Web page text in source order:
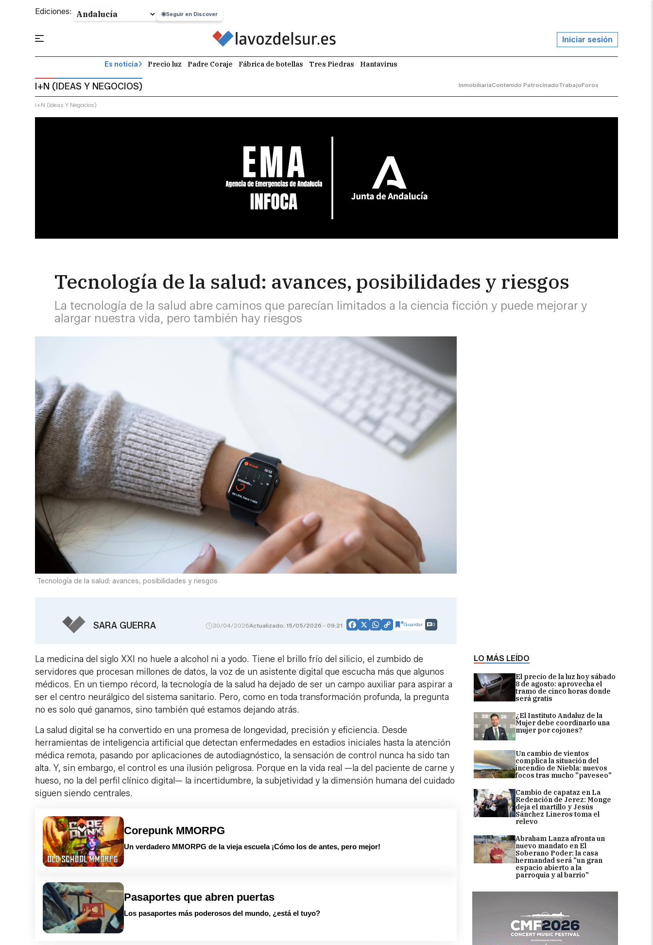
Ediciones: Seguir en Discover
Iniciar sesión
Es noticia Precio luz Padre Coraje Fábrica de botellas Tres Piedras Hantavirus
I+N (IDEAS Y NEGOCIOS) InmobiliariaContenido PatrocinadoTrabajoForos
I+n (ideas Y Negocios)
Tecnología de la salud: avances, posibilidades y riesgos
La tecnología de la salud abre caminos que parecían limitados a la ciencia ficción y puede mejorar y
alargar nuestra vida, pero también hay riesgos
LO MÁS LEÍDO
El precio de la luz hoy sábado
8 de agosto: aprovecha el
tramo de cinco horas donde
será gratis
¿El Instituto Andaluz de la
Mujer debe coordinarlo una
mujer por cojones?
Un cambio de vientos
complica la situación del
incendio de Niebla: nuevos
focos tras mucho "paveseo"
Cambio de capataz en La
Redención de Jerez: Monge
deja el martillo y Jesús
Sánchez Lineros toma el
relevo
Abraham Lanza afronta un
nuevo mandato en El
Soberano Poder: la casa
hermandad será "un gran
espacio abierto a la
parroquia y al barrio"
Tecnología de la salud: avances, posibilidades y riesgos
SARA GUERRA 30/04/2026Actualizado: 15/05/2026 - 09:21 Facebook
X WhatsApp
CopyGuardar 0
La medicina del siglo XXI no huele a alcohol ni a yodo. Tiene el brillo frío del silicio, el zumbido de
servidores que procesan millones de datos, la voz de un asistente digital que escucha más que algunos
médicos. En un tiempo récord, la tecnología de la salud ha dejado de ser un campo auxiliar para aspirar a
ser el centro neurálgico del sistema sanitario. Pero, como en toda transformación profunda, la pregunta
no es solo qué ganamos, sino también qué estamos dejando atrás.
La salud digital se ha convertido en una promesa de longevidad, precisión y eficiencia. Desde
herramientas de inteligencia artificial que detectan enfermedades en estadios iniciales hasta la atención
médica remota, pasando por aplicaciones de autodiagnóstico, la sensación de control nunca ha sido tan
alta. Y, sin embargo, el control es una ilusión peligrosa. Porque en la vida real —la del paciente de carne y
hueso, no la del perfil clínico digital— la incertidumbre, la subjetividad y la dimensión humana del cuidado
siguen siendo centrales.
Corepunk MMORPG
Un verdadero MMORPG de la vieja escuela ¡Cómo los de antes, pero mejor!
Pasaportes que abren puertas
Los pasaportes más poderosos del mundo, ¿está el tuyo?